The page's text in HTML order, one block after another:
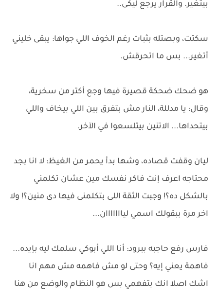
بيتغير. والقرار يرجع ليكى..
سكتت، وبصتله بثبات رغم الخوف اللي جواها: يبقى خليني
أتغير... بس ما اتحرقش.
هو ضحك ضحكة قصيرة فيها وجع أكتر من سخرية،
وقال: يا مدللة، النار مش بتفرق بين اللي بيخاف واللي
بيتحداها... الاتنين بيتلسعوا في الآخر.
ليان وقفت قصاده، وشها بدأ يحمر من الغيظ: لا انا بجد
محتاجه اعرف إنت فاكر نفسك مين عشان تكلمني
بالشكل ده؟! وجبت الثقة اللى بتكلمنى فيها دى منين؟! ولا
اخر مرة ببقولك اسمي ليااااااان...
فارس رفع حاجبه ببرود: أنا اللي أبوكي سلمك ليه بإيده...
فاهمة يعني إيه؟ وحتى لو مش فاهمه مش مهم انا
اشك اصلا انك بتفهمي بس هو النظام والوضع من هنا